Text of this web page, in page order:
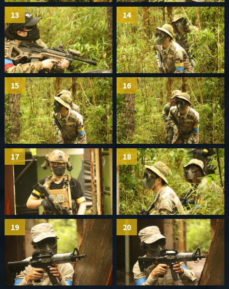
13 14
15 16
17 18
19 20